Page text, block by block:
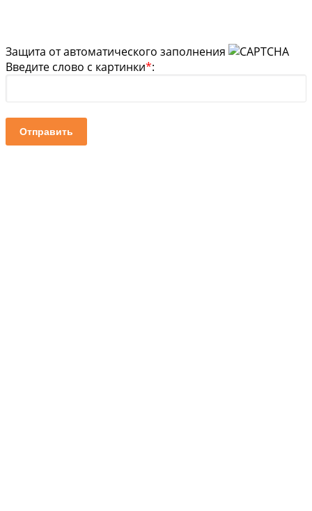
Защита от автоматического заполнения
Введите слово с картинки*:
Отправить